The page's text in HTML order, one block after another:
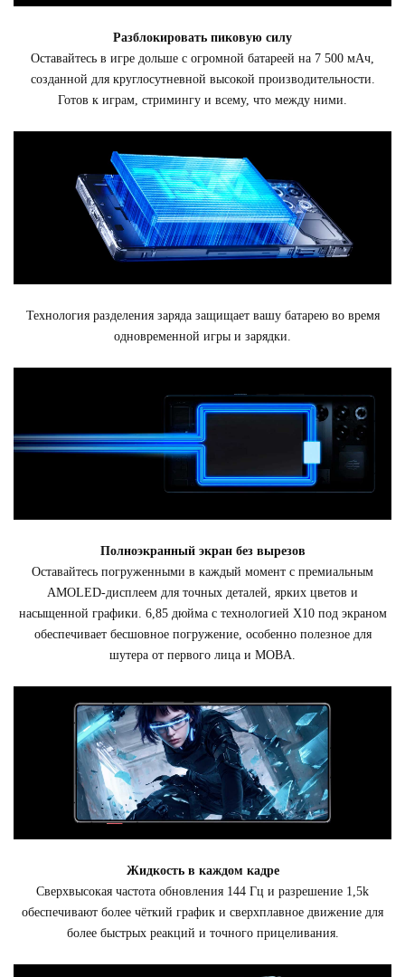
Разблокировать пиковую силу
Оставайтесь в игре дольше с огромной батареей на 7 500 мАч,
созданной для круглосутневной высокой производительности.
Готов к играм, стримингу и всему, что между ними.
Технология разделения заряда защищает вашу батарею во время
одновременной игры и зарядки.
Полноэкранный экран без вырезов
Оставайтесь погруженными в каждый момент с премиальным
AMOLED-дисплеем для точных деталей, ярких цветов и
насыщенной графики. 6,85 дюйма с технологией X10 под экраном
обеспечивает бесшовное погружение, особенно полезное для
шутера от первого лица и MOBA.
Жидкость в каждом кадре
Сверхвысокая частота обновления 144 Гц и разрешение 1,5k
обеспечивают более чёткий график и сверхплавное движение для
более быстрых реакций и точного прицеливания.